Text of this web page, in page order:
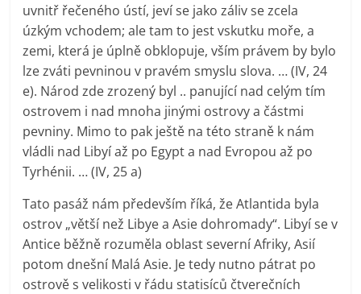
uvnitř řečeného ústí, jeví se jako záliv se zcela
úzkým vchodem; ale tam to jest vskutku moře, a
zemi, která je úplně obklopuje, vším právem by bylo
lze zváti pevninou v pravém smyslu slova. … (IV, 24
e). Národ zde zrozený byl .. panující nad celým tím
ostrovem i nad mnoha jinými ostrovy a částmi
pevniny. Mimo to pak ještě na této straně k nám
vládli nad Libyí až po Egypt a nad Evropou až po
Tyrhénii. … (IV, 25 a)
Tato pasáž nám především říká, že Atlantida byla
ostrov „větší než Libye a Asie dohromady“. Libyí se v
Antice běžně rozuměla oblast severní Afriky, Asií
potom dnešní Malá Asie. Je tedy nutno pátrat po
ostrově s velikosti v řádu statisíců čtverečních